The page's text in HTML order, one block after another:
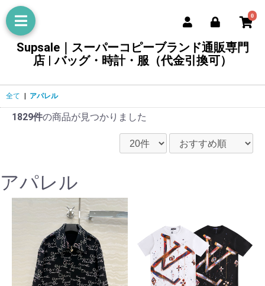
0
Supsale｜スーパーコピーブランド通販専門
店 | バッグ・時計・服（代金引換可）
全て アパレル
1829件の商品が見つかりました
アパレル